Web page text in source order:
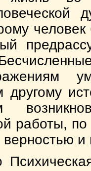
другому
работы,
и